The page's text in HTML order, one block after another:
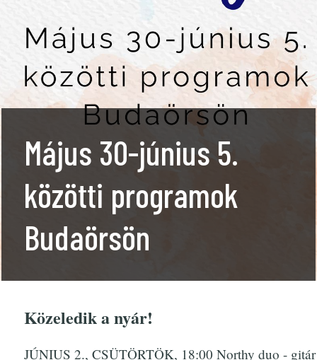
Május 30-június 5.
közötti programok
Budaörsön
Közeledik a nyár!
JÚNIUS 2., CSÜTÖRTÖK, 18:00 Northy duo -